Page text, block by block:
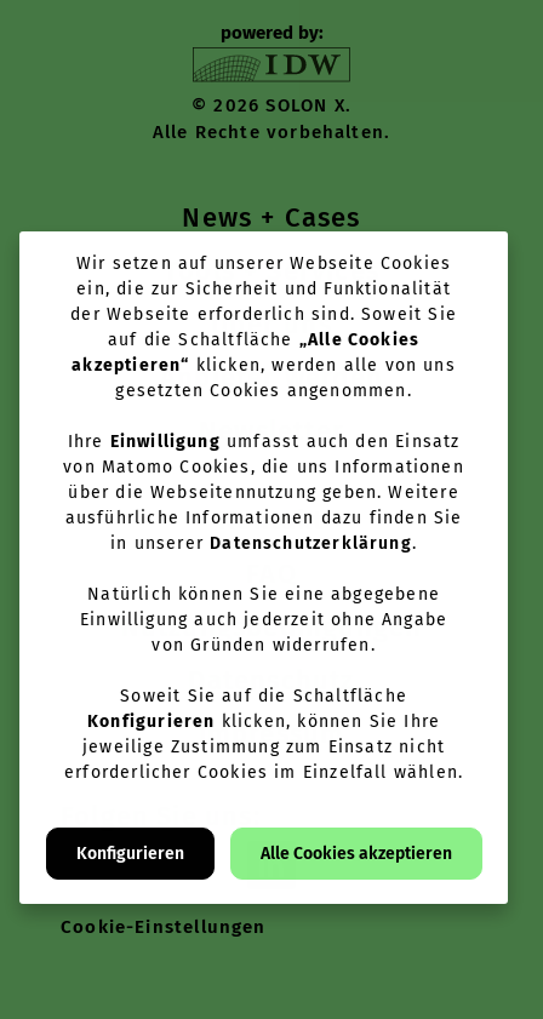
News + Cases
Tools + Services
Über uns
Anbieter werden
Newsletter
Kontakt
Nutzungsbedingungen
Datenschutz
Impressum
Cookie-Einstellungen
powered by:
© 2026 SOLON X.
Alle Rechte vorbehalten.
Wir setzen auf unserer Webseite Cookies
ein, die zur Sicherheit und Funktionalität
der Webseite erforderlich sind. Soweit Sie
auf die Schaltfläche „Alle Cookies
akzeptieren“ klicken, werden alle von uns
gesetzten Cookies angenommen.
Ihre Einwilligung umfasst auch den Einsatz
von Matomo Cookies, die uns Informationen
über die Webseitennutzung geben. Weitere
ausführliche Informationen dazu finden Sie
in unserer Datenschutzerklärung.
Natürlich können Sie eine abgegebene
Einwilligung auch jederzeit ohne Angabe
von Gründen widerrufen.
Soweit Sie auf die Schaltfläche
Konfigurieren klicken, können Sie Ihre
jeweilige Zustimmung zum Einsatz nicht
erforderlicher Cookies im Einzelfall wählen.
Konfigurieren Alle Cookies akzeptieren